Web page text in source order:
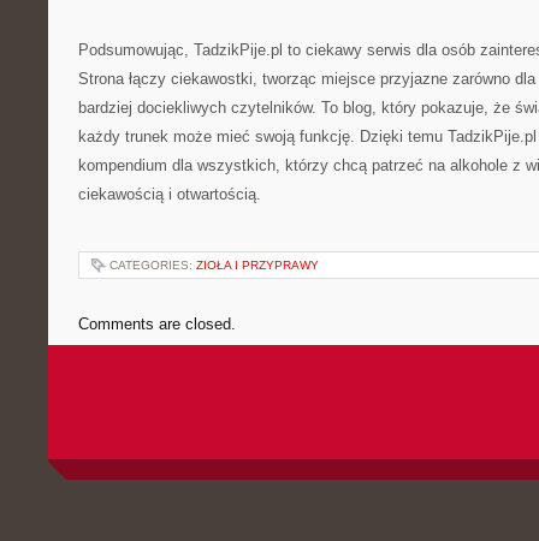
Podsumowując, TadzikPije.pl to ciekawy serwis dla osób
Strona łączy ciekawostki, tworząc miejsce przyjazne zarówno
bardziej dociekliwych czytelników. To blog, który pokazuje, że
każdy trunek może mieć swoją funkcję. Dzięki temu
kompendium dla wszystkich, którzy chcą patrzeć na alkohole z
ciekawością i otwartością.
CATEGORIES: ZIOŁA I PRZYPRAWY
Comments are closed.